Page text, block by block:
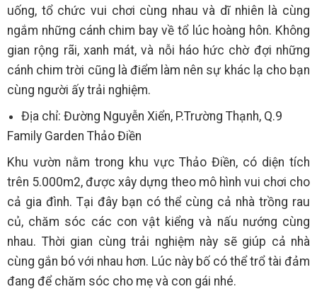
uống, tổ chức vui chơi cùng nhau và dĩ nhiên là cùng
ngắm những cánh chim bay về tổ lúc hoàng hôn. Không
gian rộng rãi, xanh mát, và nỗi háo hức chờ đợi những
cánh chim trời cũng là điểm làm nên sự khác lạ cho bạn
cùng người ấy trải nghiệm.
Địa chỉ: Đường Nguyễn Xiển, P.Trường Thạnh, Q.9
Family Garden Thảo Điền
Khu vườn nằm trong khu vực Thảo Điền, có diện tích
trên 5.000m2, được xây dựng theo mô hình vui chơi cho
cả gia đình. Tại đây bạn có thể cùng cả nhà trồng rau
củ, chăm sóc các con vật kiểng và nấu nướng cùng
nhau. Thời gian cùng trải nghiệm này sẽ giúp cả nhà
cùng gắn bó với nhau hơn. Lúc này bố có thể trổ tài đảm
đang để chăm sóc cho mẹ và con gái nhé.